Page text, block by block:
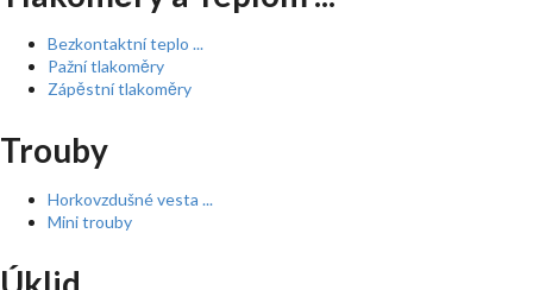
Bezkontaktní teplo ...
Pažní tlakoměry
Zápěstní tlakoměry
Trouby
Horkovzdušné vesta ...
Mini trouby